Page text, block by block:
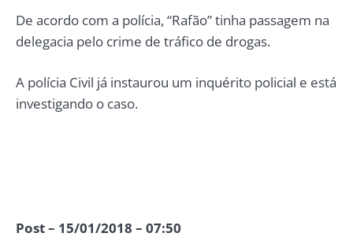
De acordo com a polícia, “Rafão” tinha passagem na
delegacia pelo crime de tráfico de drogas.
A polícia Civil já instaurou um inquérito policial e está
investigando o caso.
Post – 15/01/2018 – 07:50